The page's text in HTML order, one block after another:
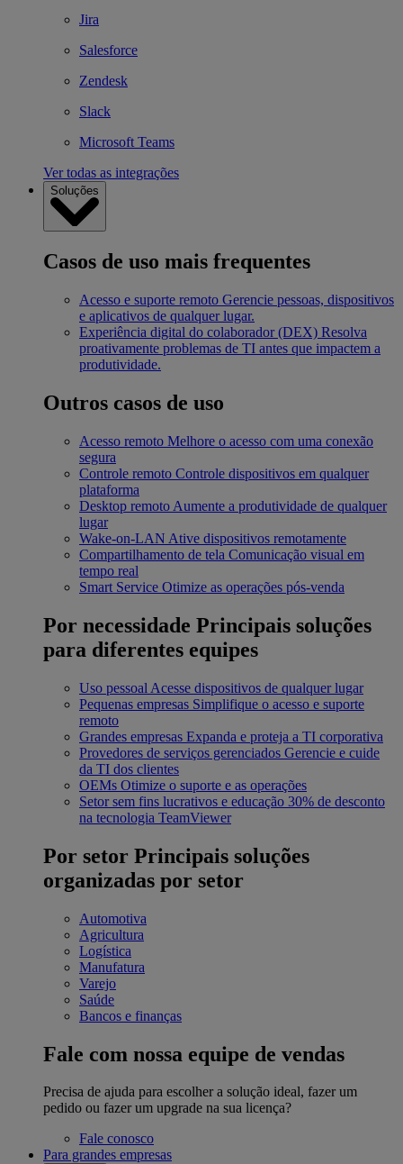
Jira
Salesforce
Zendesk
Slack
Microsoft Teams
Ver todas as integrações
Soluções
Casos de uso mais frequentes
Acesso e suporte remoto Gerencie pessoas, dispositivos
e aplicativos de qualquer lugar.
Experiência digital do colaborador (DEX) Resolva
proativamente problemas de TI antes que impactem a
produtividade.
Outros casos de uso
Acesso remoto Melhore o acesso com uma conexão
segura
Controle remoto Controle dispositivos em qualquer
plataforma
Desktop remoto Aumente a produtividade de qualquer
lugar
Wake-on-LAN Ative dispositivos remotamente
Compartilhamento de tela Comunicação visual em
tempo real
Smart Service Otimize as operações pós-venda
Por necessidade Principais soluções
para diferentes equipes
Uso pessoal Acesse dispositivos de qualquer lugar
Pequenas empresas Simplifique o acesso e suporte
remoto
Grandes empresas Expanda e proteja a TI corporativa
Provedores de serviços gerenciados Gerencie e cuide
da TI dos clientes
OEMs Otimize o suporte e as operações
Setor sem fins lucrativos e educação 30% de desconto
na tecnologia TeamViewer
Por setor Principais soluções
organizadas por setor
Automotiva
Agricultura
Logística
Manufatura
Varejo
Saúde
Bancos e finanças
Fale com nossa equipe de vendas
Precisa de ajuda para escolher a solução ideal, fazer um
pedido ou fazer um upgrade na sua licença?
Fale conosco
Para grandes empresas